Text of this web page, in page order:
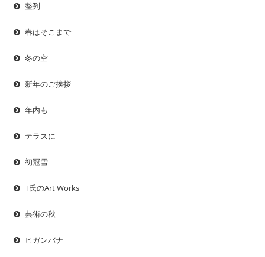
整列
春はそこまで
冬の空
新年のご挨拶
年内も
テラスに
初冠雪
T氏のArt Works
芸術の秋
ヒガンバナ